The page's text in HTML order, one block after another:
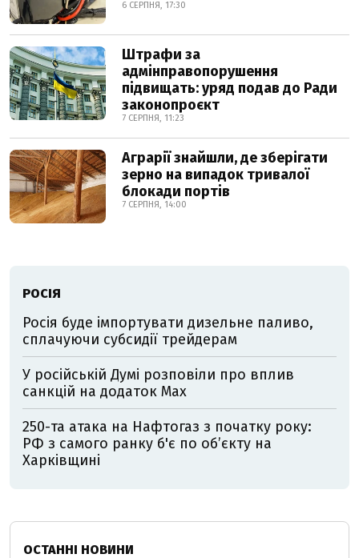
6 СЕРПНЯ, 17:30
Штрафи за
адмінправопорушення
підвищать: уряд подав до Ради
законопроєкт
7 СЕРПНЯ, 11:23
Аграрії знайшли, де зберігати
зерно на випадок тривалої
блокади портів
7 СЕРПНЯ, 14:00
РОСІЯ
Росія буде імпортувати дизельне паливо,
сплачуючи субсидії трейдерам
У російській Думі розповіли про вплив
санкцій на додаток Мах
250-та атака на Нафтогаз з початку року:
РФ з самого ранку б'є по об’єкту на
Харківщині
ОСТАННІ НОВИНИ